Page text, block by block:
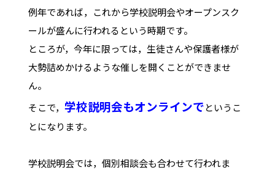
例年であれば，これから学校説明会やオープンスク
ールが盛んに行われるという時期です。
ところが，今年に限っては，生徒さんや保護者様が
大勢詰めかけるような催しを開くことができませ
ん。
そこで， 学校説明会もオンラインでというこ
とになります。
学校説明会では，個別相談会も合わせて行われま